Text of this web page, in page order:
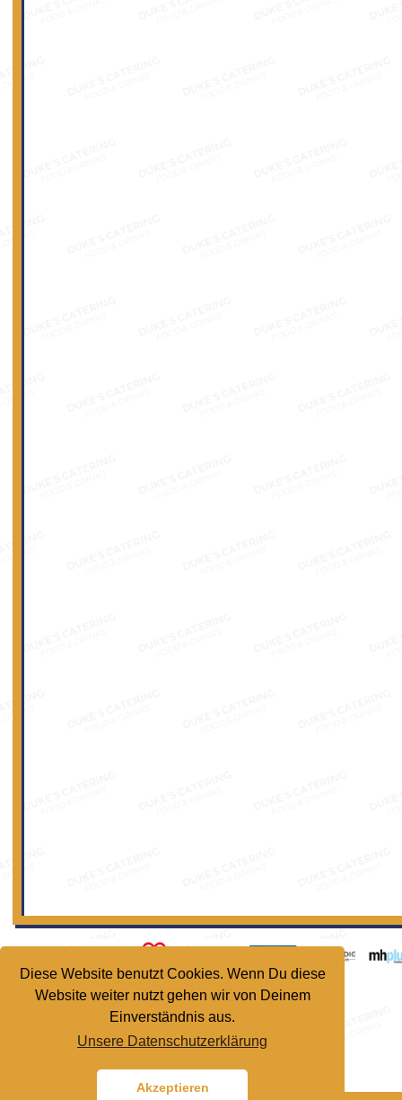
Diese Website benutzt Cookies. Wenn Du diese
Website weiter nutzt gehen wir von Deinem
Einverständnis aus.
Unsere Datenschutzerklärung
Akzeptieren